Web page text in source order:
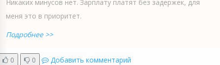
Никаких минусов нет. Зарплату платят без задержек, для
меня это в приоритет.
Подробнее >>
0 0 Добавить комментарий